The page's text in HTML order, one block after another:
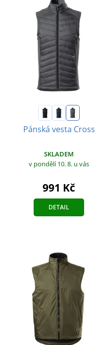
Pánská vesta Cross
SKLADEM
v pondělí 10. 8. u vás
991 Kč
DETAIL